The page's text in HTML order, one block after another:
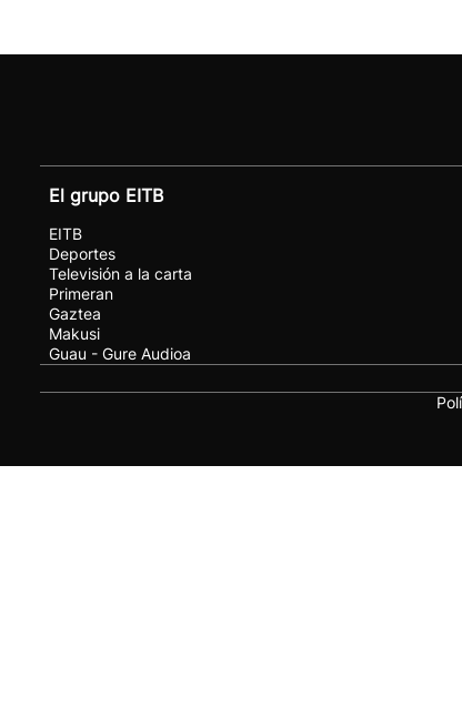
El grupo EITB
EITB
Deportes
Televisión a la carta
Primeran
Gaztea
Makusi
Guau - Gure Audioa